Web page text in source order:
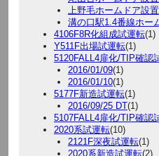
上野毛ホームドア設
溝の口駅1.4番線ホー
4106F8R化組成試運転(1)
Y511F出場試運転(1)
5120FALL4扉化/TIP確認
2016/01/09(1)
2016/01/10(1)
5177F新造試運転(1)
2016/09/25 DT(1)
5107FALL4扉化/TIP確認
2020系試運転(10)
2121F深夜試運転(1)
2020系新造試運転(2)